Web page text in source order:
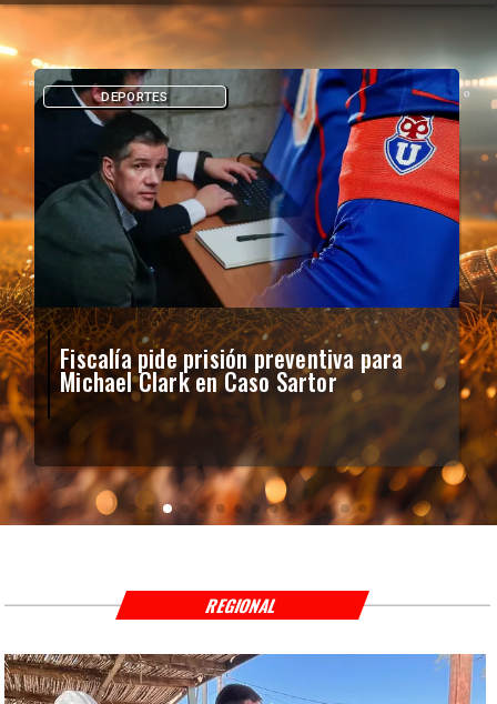
Fiscalía pide prisión preventiva para
Michael Clark en Caso Sartor
DEPORTES
REGIONAL